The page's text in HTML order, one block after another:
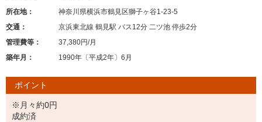
所在地：
神奈川県横浜市鶴見区獅子ヶ谷1-23-5
交通：
京浜東北線 鶴見駅 バス12分 二ツ池 停歩2分
管理費等：
37,380円/月
築年月：
1990年〔平成2年〕6月
ポイント
※月々約0円
成約済